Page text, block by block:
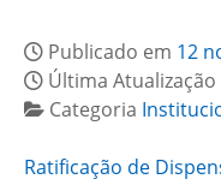
Publicado em 12
Última Atualização
Categoria
Ratificação de